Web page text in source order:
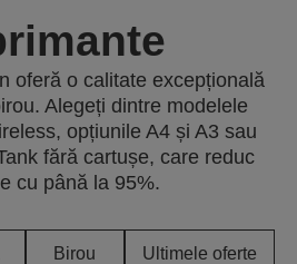
oferă o calitate excepțională
Alegeți dintre modelele
opțiunile A4 și A3 sau
fără cartușe, care reduc
cu până la 95%.
Birou Ultimele oferte